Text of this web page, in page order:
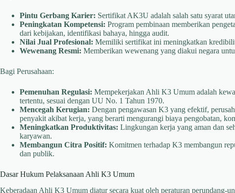
Pintu Gerbang Karier: Sertifikat AK3U adalah salah satu syarat
Peningkatan Kompetensi: Program pembinaan memberikan
dari kebijakan, identifikasi bahaya, hingga audit.
Nilai Jual Profesional: Memiliki sertifikat ini meningkatkan
Wewenang Resmi: Memberikan wewenang yang diakui negara
Bagi Perusahaan:
Pemenuhan Regulasi: Mempekerjakan Ahli K3 Umum adalah
tertentu, sesuai dengan UU No. 1 Tahun 1970.
Mencegah Kerugian: Dengan pengawasan K3 yang efektif,
penyakit akibat kerja, yang berarti mengurangi biaya pengobatan,
Meningkatkan Produktivitas: Lingkungan kerja yang aman dan
karyawan.
Membangun Citra Positif: Komitmen terhadap K3 membangun
dan publik.
Dasar Hukum Pelaksanaan Ahli K3 Umum
Keberadaan Ahli K3 Umum diatur secara kuat oleh peraturan perundang-